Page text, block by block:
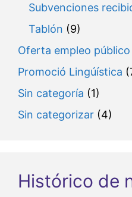
Subvenciones
Tablón (9)
Oferta empleo público
Promoció Lingúística
Sin categoría (1)
Sin categorizar (4)
Histórico de